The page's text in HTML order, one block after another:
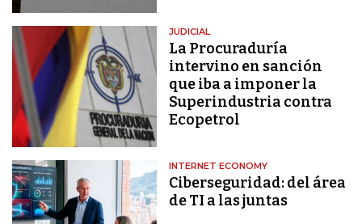
JUDICIAL
La Procuraduría
intervino en sanción
que iba a imponer la
Superindustria contra
Ecopetrol
INTERNET ECONOMY
Ciberseguridad: del área
de TI a las juntas